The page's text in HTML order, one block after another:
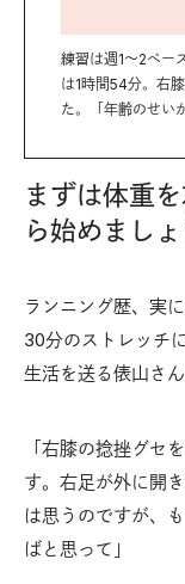
練習は週1～2ペー
は1時間54分。右
た。「年齢のせい
まずは体重
ら始めましょ
ランニング歴、実
30分のストレッチ
生活を送る俵山さ
「右膝の捻挫グセ
す。右足が外に開
は思うのですが、
ばと思って」